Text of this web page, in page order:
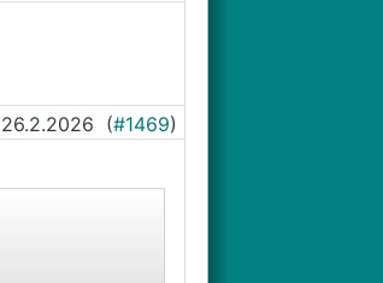
26.2.2026 (#1469)